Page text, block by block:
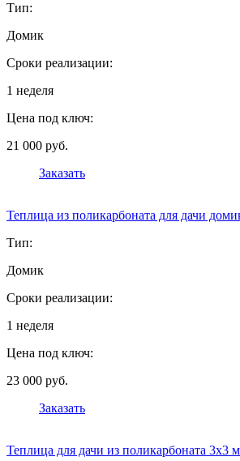
Тип:
Домик
Сроки реализации:
1 неделя
Цена под ключ:
21 000 руб.
Заказать
Теплица из поликарбоната для дачи
Тип:
Домик
Сроки реализации:
1 неделя
Цена под ключ:
23 000 руб.
Заказать
Теплица для дачи из поликарбоната 3х3 м